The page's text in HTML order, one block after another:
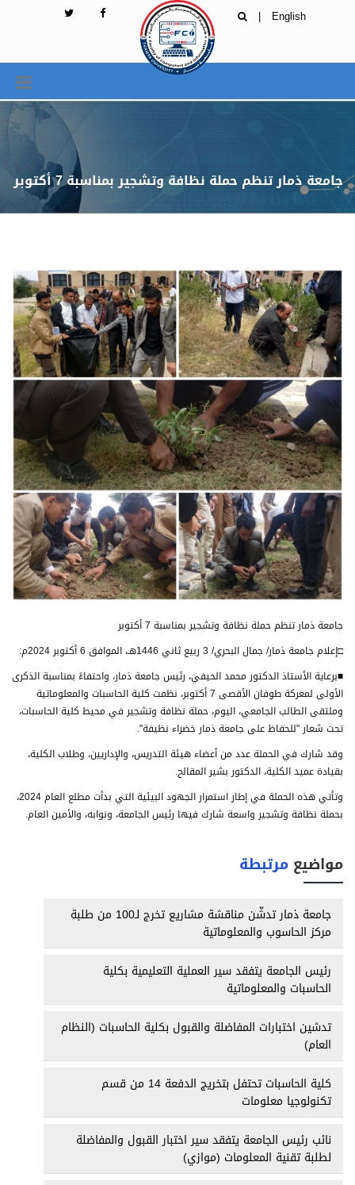
English
|
جامعة ذمار تنظم حملة نظافة وتشجير بمناسبة 7 أكتوبر
جامعة ذمار تنظم حملة نظافة وتشجير بمناسبة 7 أكتوبر
□إعلام جامعة ذمار/ جمال البحري/ 3 ربيع ثاني 1446هـ، الموافق 6 أكتوبر 2024م:
■برعاية الأستاذ الدكتور محمد الحيفي، رئيس جامعة ذمار، واحتفاءً بمناسبة الذكرى
الأولى لمعركة طوفان الأقصى 7 أكتوبر، نظمت كلية الحاسبات والمعلوماتية
وملتقى الطالب الجامعي، اليوم، حملة نظافة وتشجير في محيط كلية الحاسبات،
تحت شعار "للحفاظ على جامعة ذمار خضراء نظيفة".
وقد شارك في الحملة عدد من أعضاء هيئة التدريس، والإداريين، وطلاب الكلية،
بقيادة عميد الكلية، الدكتور بشير المقالح.
وتأتي هذه الحملة في إطار استمرار الجهود البيئية التي بدأت مطلع العام 2024،
بحملة نظافة وتشجير واسعة شارك فيها رئيس الجامعة، ونوابه، والأمين العام.
مواضيع مرتبطة
جامعة ذمار تدشّن مناقشة مشاريع تخرج لـ100 من طلبة
مركز الحاسوب والمعلوماتية
رئيس الجامعة يتفقد سير العملية التعليمية بكلية
الحاسبات والمعلوماتية
تدشين اختبارات المفاضلة والقبول بكلية الحاسبات (النظام
العام)
كلية الحاسبات تحتفل بتخريج الدفعة 14 من قسم
تكنولوجيا معلومات
نائب رئيس الجامعة يتفقد سير اختبار القبول والمفاضلة
لطلبة تقنية المعلومات (موازي)